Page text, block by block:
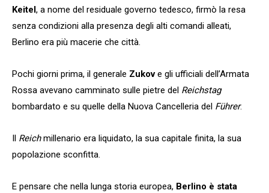
Keitel, a nome del residuale governo tedesco, firmò la resa
senza condizioni alla presenza degli alti comandi alleati,
Berlino era più macerie che città.
Pochi giorni prima, il generale Zukove gli ufficiali dell’Armata
Rossa avevano camminato sulle pietre del Reichstag
bombardato e su quelle della Nuova Cancelleria del Führer.
Il Reichmillenario era liquidato, la sua capitale finita, la sua
popolazione sconfitta.
E pensare che nella lunga storia europea, Berlino è stata